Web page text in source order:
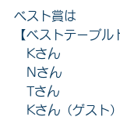
ベスト賞は
【ベストテーブル
Kさん
Nさん
Tさん
Kさん（ゲスト）